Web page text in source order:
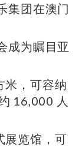
集团在澳门
成为瞩目亚
米，可容纳
16,000 人
展览馆，可